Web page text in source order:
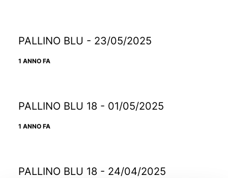
PALLINO BLU - 23/05/2025
1 ANNO FA
PALLINO BLU 18 - 01/05/2025
1 ANNO FA
PALLINO BLU 18 - 24/04/2025